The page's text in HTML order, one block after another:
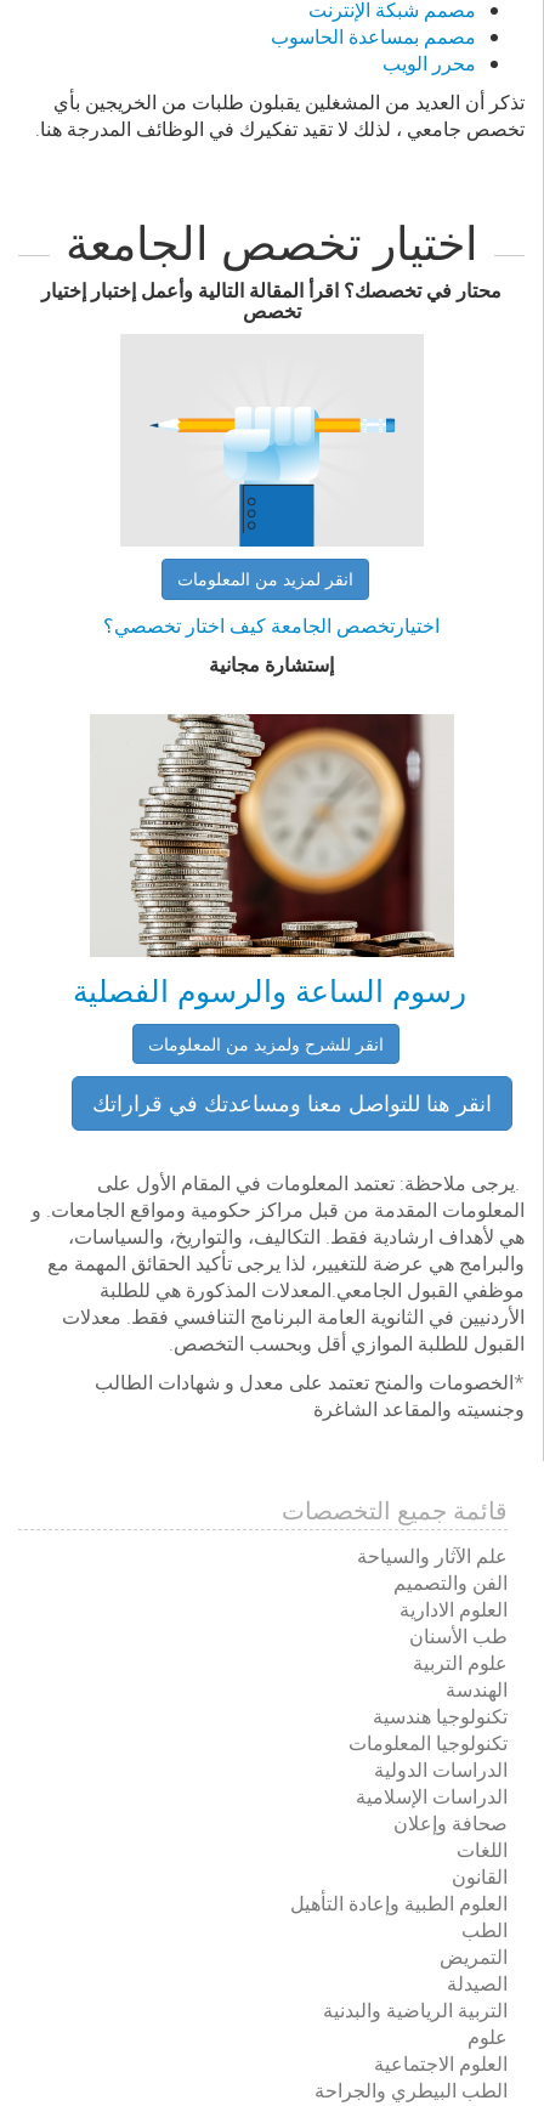
مصمم شبكة الإنترنت
مصمم بمساعدة الحاسوب
محرر الويب
تذكر أن العديد من المشغلين يقبلون طلبات من الخريجين بأي
تخصص جامعي ، لذلك لا تقيد تفكيرك في الوظائف المدرجة هنا.
اختيار تخصص الجامعة
محتار في تخصصك؟ اقرأ المقالة التالية وأعمل إختبار إختيار
تخصص
انقر لمزيد من المعلومات
اختيارتخصص الجامعة كيف اختار تخصصي؟
إستشارة مجانية
رسوم الساعة والرسوم الفصلية
انقر للشرح ولمزيد من المعلومات
انقر هنا للتواصل معنا ومساعدتك في قراراتك
.يرجى ملاحظة: تعتمد المعلومات في المقام الأول على
المعلومات المقدمة من قبل مراكز حكومية ومواقع الجامعات. و
هي لأهداف ارشادية فقط. التكاليف، والتواريخ، والسياسات،
والبرامج هي عرضة للتغيير، لذا يرجى تأكيد الحقائق المهمة مع
موظفي القبول الجامعي.المعدلات المذكورة هي للطلبة
الأردنيين في الثانوية العامة البرنامج التنافسي فقط. معدلات
القبول للطلبة الموازي أقل وبحسب التخصص.
*الخصومات والمنح تعتمد على معدل و شهادات الطالب
وجنسيته والمقاعد الشاغرة
قائمة جميع التخصصات
علم الآثار والسياحة
الفن والتصميم
العلوم الادارية
طب الأسنان
علوم التربية
الهندسة
تكنولوجيا هندسية
تكنولوجيا المعلومات
الدراسات الدولية
الدراسات الإسلامية
صحافة وإعلان
اللغات
القانون
العلوم الطبية وإعادة التأهيل
الطب
التمريض
الصيدلة
التربية الرياضية والبدنية
علوم
العلوم الاجتماعية
الطب البيطري والجراحة